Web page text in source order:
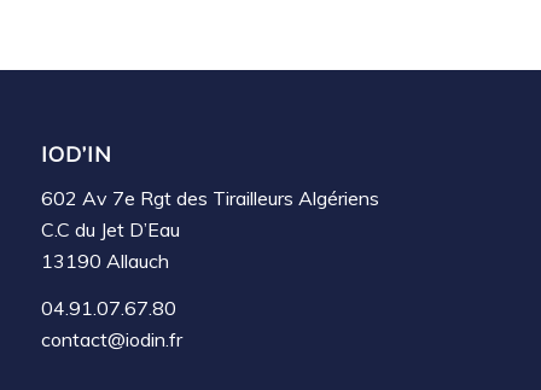
IOD’IN
602 Av 7e Rgt des Tirailleurs Algériens
C.C du Jet D’Eau
13190 Allauch
04.91.07.67.80
contact@iodin.fr